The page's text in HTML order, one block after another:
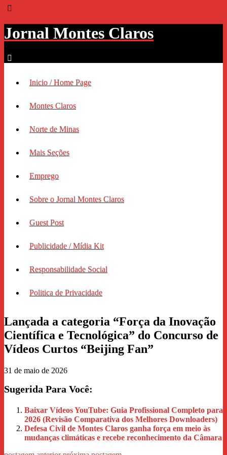
Jornal Montes Claros
Inicio / Home Page
Montes Claros
Norte de Minas
Mais Seções
Emprego
Sobre o Jornal Montes Claros
Guest Post
Publicidade / Mídia Kit
Responsabilidade Social
Politica de Privacidade
Lançada a categoria “Força da Inovação
Científica e Tecnológica” do Concurso de
Vídeos Curtos “Beijing Fan”
31 de maio de 2026
Sugerida Para Você:
Baixar Vídeos YouTube: Guia Profissional Completo para
2026 (Revisão Comparativa dos Melhores Downloaders)
Defesa Civil de Montes Claros ganha força em meio às
mudanças climáticas e recebe reconhecimento da Câmara